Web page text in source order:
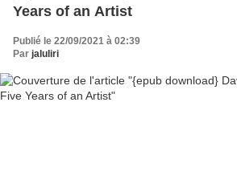
Years of an Artist
Publié le 22/09/2021 à 02:39
Par jaluliri